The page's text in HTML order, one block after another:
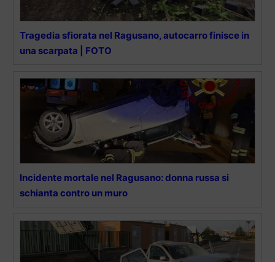
Tragedia sfiorata nel Ragusano, autocarro finisce in
una scarpata | FOTO
Incidente mortale nel Ragusano: donna russa si
schianta contro un muro